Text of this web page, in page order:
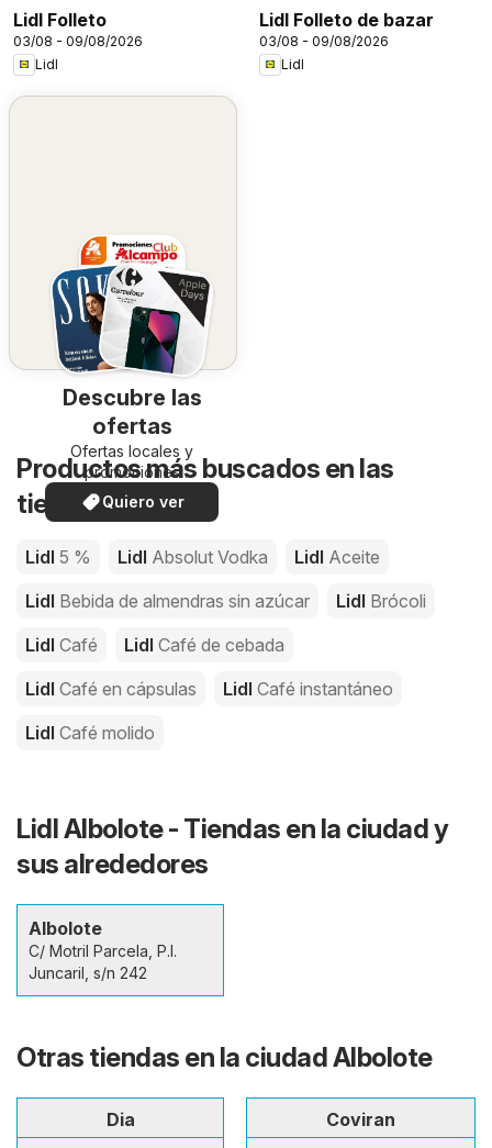
Lidl Folleto
03/08 - 09/08/2026
Lidl
Lidl Folleto de bazar
03/08 - 09/08/2026
Lidl
Descubre las
ofertas
Ofertas locales y
promociones
especiales.
Quiero ver
Productos más buscados en las
tiendas de Lidl
Lidl 5 % Lidl Absolut Vodka Lidl Aceite
Lidl Bebida de almendras sin azúcar Lidl Brócoli
Lidl Café Lidl Café de cebada
Lidl Café en cápsulas Lidl Café instantáneo
Lidl Café molido
Lidl Albolote - Tiendas en la ciudad y
sus alrededores
Albolote
C/ Motril Parcela, P.I.
Juncaril, s/n 242
Otras tiendas en la ciudad Albolote
Dia
Coviran